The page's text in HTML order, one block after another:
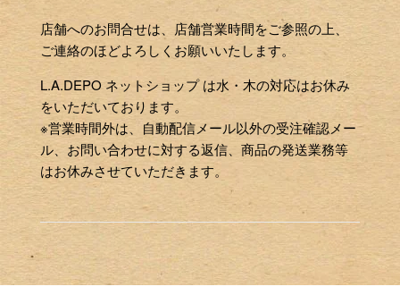
店舗へのお問合せは、店舗営業時間をご参照の上、
ご連絡のほどよろしくお願いいたします。
L.A.DEPO ネットショップ は水・木の対応はお休み
をいただいております。
※営業時間外は、自動配信メール以外の受注確認メー
ル、お問い合わせに対する返信、商品の発送業務等
はお休みさせていただきます。